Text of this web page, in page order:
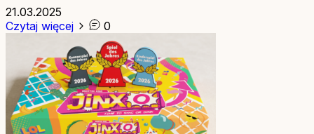
21.03.2025
Czytaj więcej
0